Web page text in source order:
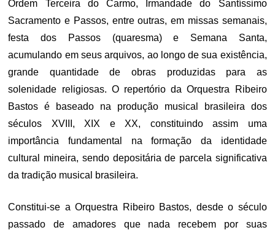
Ordem Terceira do Carmo, Irmandade do Santíssimo
Sacramento e Passos, entre outras, em missas semanais,
festa dos Passos (quaresma) e Semana Santa,
acumulando em seus arquivos, ao longo de sua existência,
grande quantidade de obras produzidas para as
solenidade religiosas. O repertório da Orquestra Ribeiro
Bastos é baseado na produção musical brasileira dos
séculos XVIII, XIX e XX, constituindo assim uma
importância fundamental na formação da identidade
cultural mineira, sendo depositária de parcela significativa
da tradição musical brasileira.
Constitui-se a Orquestra Ribeiro Bastos, desde o século
passado de amadores que nada recebem por suas